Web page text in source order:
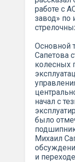
работе с
завод» по
Основной
Сапетова
колесных
начал с
было
Михаил
и